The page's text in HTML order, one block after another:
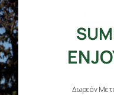
Δωρεάν